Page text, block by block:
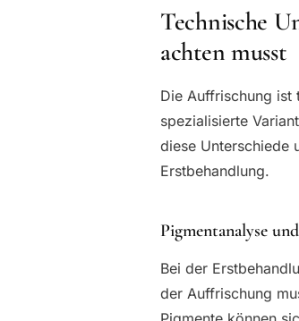
Technische
achten musst
Die Auffrischung ist
spezialisierte
diese Unterschiede
Erstbehandlung.
Pigmentanalyse
Bei der
der Auffrischung